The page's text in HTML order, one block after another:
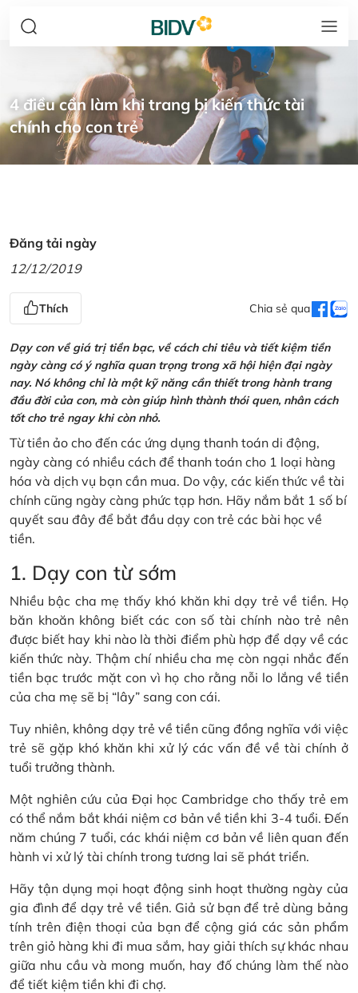
4 điều cần làm khi trang bị kiến thức tài
chính cho con trẻ
Đăng tải ngày
12/12/2019
Thích Chia sẻ qua
Dạy con về giá trị tiền bạc, về cách chi tiêu và tiết kiệm tiền
ngày càng có ý nghĩa quan trọng trong xã hội hiện đại ngày
nay. Nó không chỉ là một kỹ năng cần thiết trong hành trang
đầu đời của con, mà còn giúp hình thành thói quen, nhân cách
tốt cho trẻ ngay khi còn nhỏ.
Từ tiền ảo cho đến các ứng dụng thanh toán di động,
ngày càng có nhiều cách để thanh toán cho 1 loại hàng
hóa và dịch vụ bạn cần mua. Do vậy, các kiến thức về tài
chính cũng ngày càng phức tạp hơn. Hãy nắm bắt 1 số bí
quyết sau đây để bắt đầu dạy con trẻ các bài học về
tiền.
1. Dạy con từ sớm
Nhiều bậc cha mẹ thấy khó khăn khi dạy trẻ về tiền. Họ
băn khoăn không biết các con số tài chính nào trẻ nên
được biết hay khi nào là thời điểm phù hợp để dạy về các
kiến thức này. Thậm chí nhiều cha mẹ còn ngại nhắc đến
tiền bạc trước mặt con vì họ cho rằng nỗi lo lắng về tiền
của cha mẹ sẽ bị “lây” sang con cái.
Tuy nhiên, không dạy trẻ về tiền cũng đồng nghĩa với việc
trẻ sẽ gặp khó khăn khi xử lý các vấn đề về tài chính ở
tuổi trưởng thành.
Một nghiên cứu của Đại học Cambridge cho thấy trẻ em
có thể nắm bắt khái niệm cơ bản về tiền khi 3-4 tuổi. Đến
năm chúng 7 tuổi, các khái niệm cơ bản về liên quan đến
hành vi xử lý tài chính trong tương lai sẽ phát triển.
Hãy tận dụng mọi hoạt động sinh hoạt thường ngày của
gia đình để dạy trẻ về tiền. Giả sử bạn để trẻ dùng bảng
tính trên điện thoại của bạn để cộng giá các sản phẩm
trên giỏ hàng khi đi mua sắm, hay giải thích sự khác nhau
giữa nhu cầu và mong muốn, hay đố chúng làm thế nào
để tiết kiệm tiền khi đi chợ.